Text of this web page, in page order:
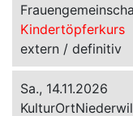
Kindertöpferkurs
extern / definitiv
Sa., 14.11.2026
KulturOrtNiederwil